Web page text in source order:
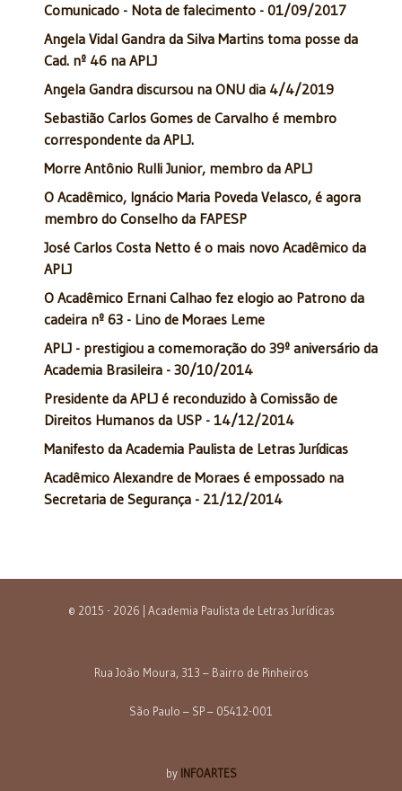
Comunicado - Nota de falecimento - 01/09/2017
Angela Vidal Gandra da Silva Martins toma posse da
Cad. nº 46 na APLJ
Angela Gandra discursou na ONU dia 4/4/2019
Sebastião Carlos Gomes de Carvalho é membro
correspondente da APLJ.
Morre Antônio Rulli Junior, membro da APLJ
O Acadêmico, Ignácio Maria Poveda Velasco, é agora
membro do Conselho da FAPESP
José Carlos Costa Netto é o mais novo Acadêmico da
APLJ
O Acadêmico Ernani Calhao fez elogio ao Patrono da
cadeira nº 63 - Lino de Moraes Leme
APLJ - prestigiou a comemoração do 39º aniversário da
Academia Brasileira - 30/10/2014
Presidente da APLJ é reconduzido à Comissão de
Direitos Humanos da USP - 14/12/2014
Manifesto da Academia Paulista de Letras Jurídicas
Acadêmico Alexandre de Moraes é empossado na
Secretaria de Segurança - 21/12/2014
© 2015 - 2026 | Academia Paulista de Letras Jurídicas
Rua João Moura, 313 – Bairro de Pinheiros
São Paulo – SP – 05412-001
by INFOARTES